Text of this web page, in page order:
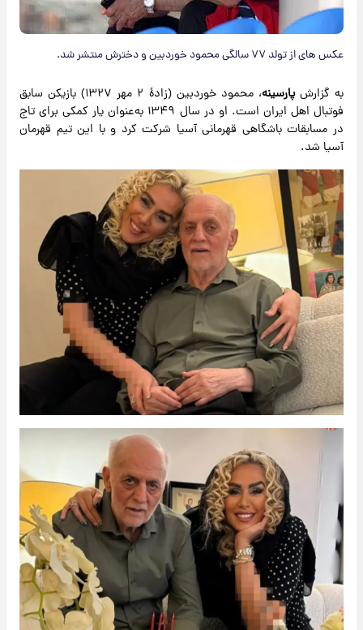
عکس های از تولد ۷۷ سالگی محمود خوردبین و دخترش منتشر شد.
به گزارشپارسینه
، محمود خوردبین (زادهٔ ۲ مهر ۱۳۲۷) بازیکن سابق
فوتبال اهل ایران است. او در سال ۱۳۴۹ به‌عنوان یار کمکی برای تاج
در مسابقات باشگاهی قهرمانی آسیا شرکت کرد و با این تیم قهرمان
آسیا شد.